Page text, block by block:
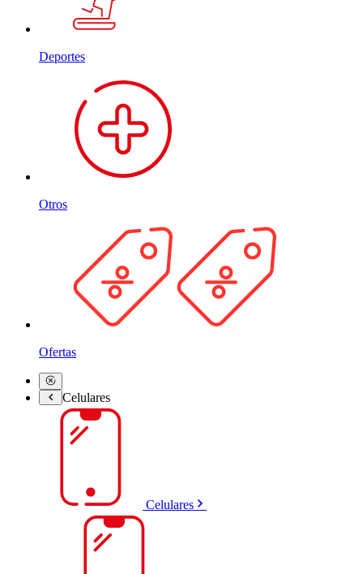
Deportes
Otros
Ofertas
Celulares
Celulares